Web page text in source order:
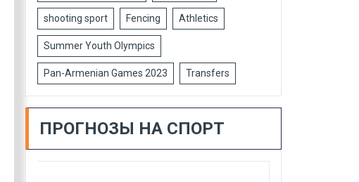
shooting sport Fencing Athletics
Summer Youth Olympics
Pan-Armenian Games 2023 Transfers
ПРОГНОЗЫ НА СПОРТ